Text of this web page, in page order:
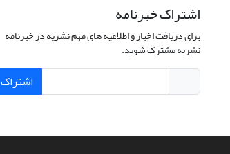
اشتراک خبرنامه
برای دریافت اخبار و اطلاعیه های مهم نشریه در خبرنامه
نشریه مشترک شوید.
اشتراک